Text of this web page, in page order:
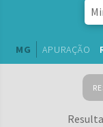
MG APURAÇÃO